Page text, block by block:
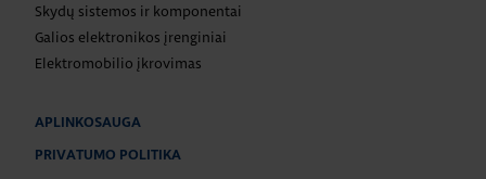
Skydų sistemos ir komponentai
Galios elektronikos įrenginiai
Elektromobilio įkrovimas
APLINKOSAUGA
PRIVATUMO POLITIKA